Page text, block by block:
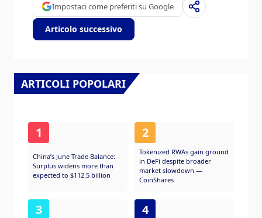
Impostaci come preferiti su Google
Articolo successivo
ARTICOLI POPOLARI
1
China’s June Trade Balance:
Surplus widens more than
expected to $112.5 billion
2
Tokenized RWAs gain ground
in DeFi despite broader
market slowdown —
CoinShares
3 4